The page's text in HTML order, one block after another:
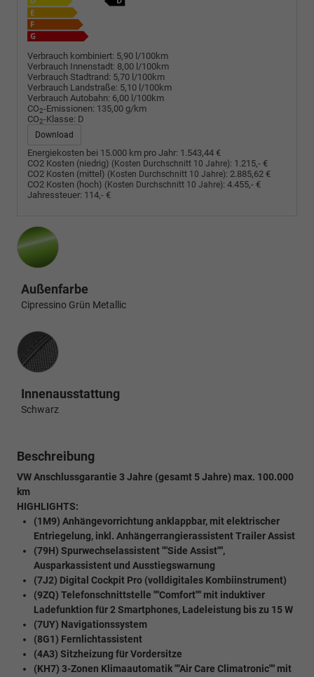
Verbrauch kombiniert: 5,90 l/100km
Verbrauch Innenstadt: 8,00 l/100km
Verbrauch Stadtrand: 5,70 l/100km
Verbrauch Landstraße: 5,10 l/100km
Verbrauch Autobahn: 6,00 l/100km
CO2-Emissionen: 135,00 g/km
CO2-Klasse: D
Download
Energiekosten bei 15.000 km pro Jahr: 1.543,44 €
CO2 Kosten (niedrig) (Kosten Durchschnitt 10 Jahre): 1.215,- €
CO2 Kosten (mittel) (Kosten Durchschnitt 10 Jahre): 2.885,62 €
CO2 Kosten (hoch) (Kosten Durchschnitt 10 Jahre): 4.455,- €
Jahressteuer: 114,- €
Außenfarbe
Cipressino Grün Metallic
Innenausstattung
Innenausstattung
Schwarz
Beschreibung
VW Anschlussgarantie 3 Jahre (gesamt 5 Jahre) max. 100.000
km
HIGHLIGHTS:
(1M9) Anhängevorrichtung anklappbar, mit elektrischer
Entriegelung, inkl. Anhängerrangierassistent Trailer Assist
(79H) Spurwechselassistent ""Side Assist"",
Ausparkassistent und Ausstiegswarnung
(7J2) Digital Cockpit Pro (volldigitales Kombiinstrument)
(9ZQ) Telefonschnittstelle ""Comfort"" mit induktiver
Ladefunktion für 2 Smartphones, Ladeleistung bis zu 15 W
(7UY) Navigationssystem
(8G1) Fernlichtassistent
(4A3) Sitzheizung für Vordersitze
(KH7) 3-Zonen Klimaautomatik ""Air Care Climatronic"" mit